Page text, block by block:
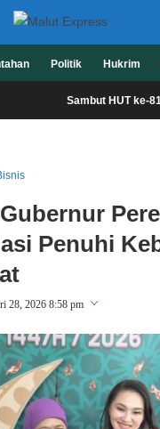
Politik Hukrim
Sambut HUT ke-81
Penuhi
28, 2026 8:58 pm